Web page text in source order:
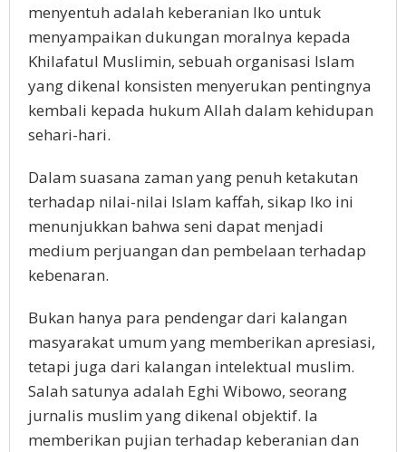
menyentuh adalah keberanian Iko untuk
menyampaikan dukungan moralnya kepada
Khilafatul Muslimin, sebuah organisasi Islam
yang dikenal konsisten menyerukan pentingnya
kembali kepada hukum Allah dalam kehidupan
sehari-hari.
Dalam suasana zaman yang penuh ketakutan
terhadap nilai-nilai Islam kaffah, sikap Iko ini
menunjukkan bahwa seni dapat menjadi
medium perjuangan dan pembelaan terhadap
kebenaran.
Bukan hanya para pendengar dari kalangan
masyarakat umum yang memberikan apresiasi,
tetapi juga dari kalangan intelektual muslim.
Salah satunya adalah Eghi Wibowo, seorang
jurnalis muslim yang dikenal objektif. Ia
memberikan pujian terhadap keberanian dan